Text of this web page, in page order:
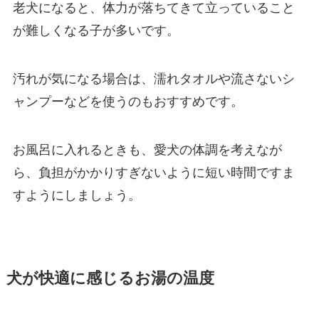
老犬になると、体力が落ちてきて立っていること
が難しくなる子が多いです。
汚れが気になる場合は、濡れタオルや流さないシ
ャンプーなどを使うのもおすすめです。
お風呂に入れるときも、愛犬の体調を考えなが
ら、負担がかかりすぎないように短い時間ですま
すようにしましょう。
犬が快適に感じるお湯の温度